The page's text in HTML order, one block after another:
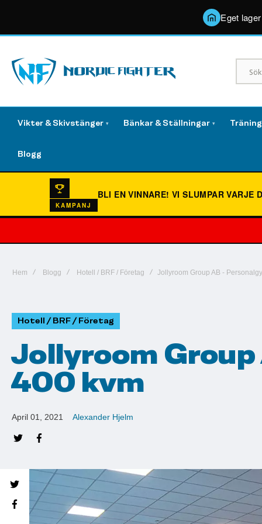
Eget
Vikter & Skivstänger ▾ Bänkar & Ställningar ▾
Blogg
KAMPANJ
BLI EN VINNARE!VI SLUMPAR VARJE
Hem Blogg Hotell / BRF / Företag Jollyroom Group AB -
Hotell / BRF / Företag
Jollyroom Group
400 kvm
April 01, 2021 Alexander Hjelm